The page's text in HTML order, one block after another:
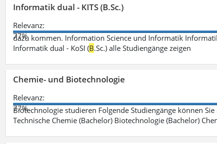
Informatik dual - KITS (B.Sc.)
Relevanz:
77%
dazu kommen. Information Science und Informatik
Informatik dual - KoSI (B.Sc.) alle Studiengänge zeigen
Chemie- und Biotechnologie
Relevanz:
77%
Biotechnologie studieren Folgende Studiengänge können
Technische Chemie (Bachelor) Biotechnologie (Bachelor)